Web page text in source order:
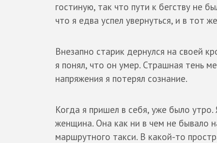
гостиную, так что пути к бегству не
что я едва успел увернуться, и в тот
Внезапно старик дернулся на своей
я понял, что он умер. Страшная тень
напряжения я потерял сознание.
Когда я пришел в себя, уже было
женщина. Она как ни в чем не бывало
маршрутного такси. В какой-то